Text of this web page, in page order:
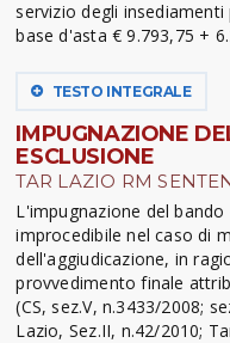
servizio degli
base d'asta € 9.793,75 +
TESTO INTEGRALE
IMPUGNAZIONE
ESCLUSIONE
TAR LAZIO RM
L'impugnazione del
improcedibile nel caso di
dell'aggiudicazione, in
provvedimento finale
(CS, sez.V, n.3433/2008;
Lazio, Sez.II, n.42/2010;